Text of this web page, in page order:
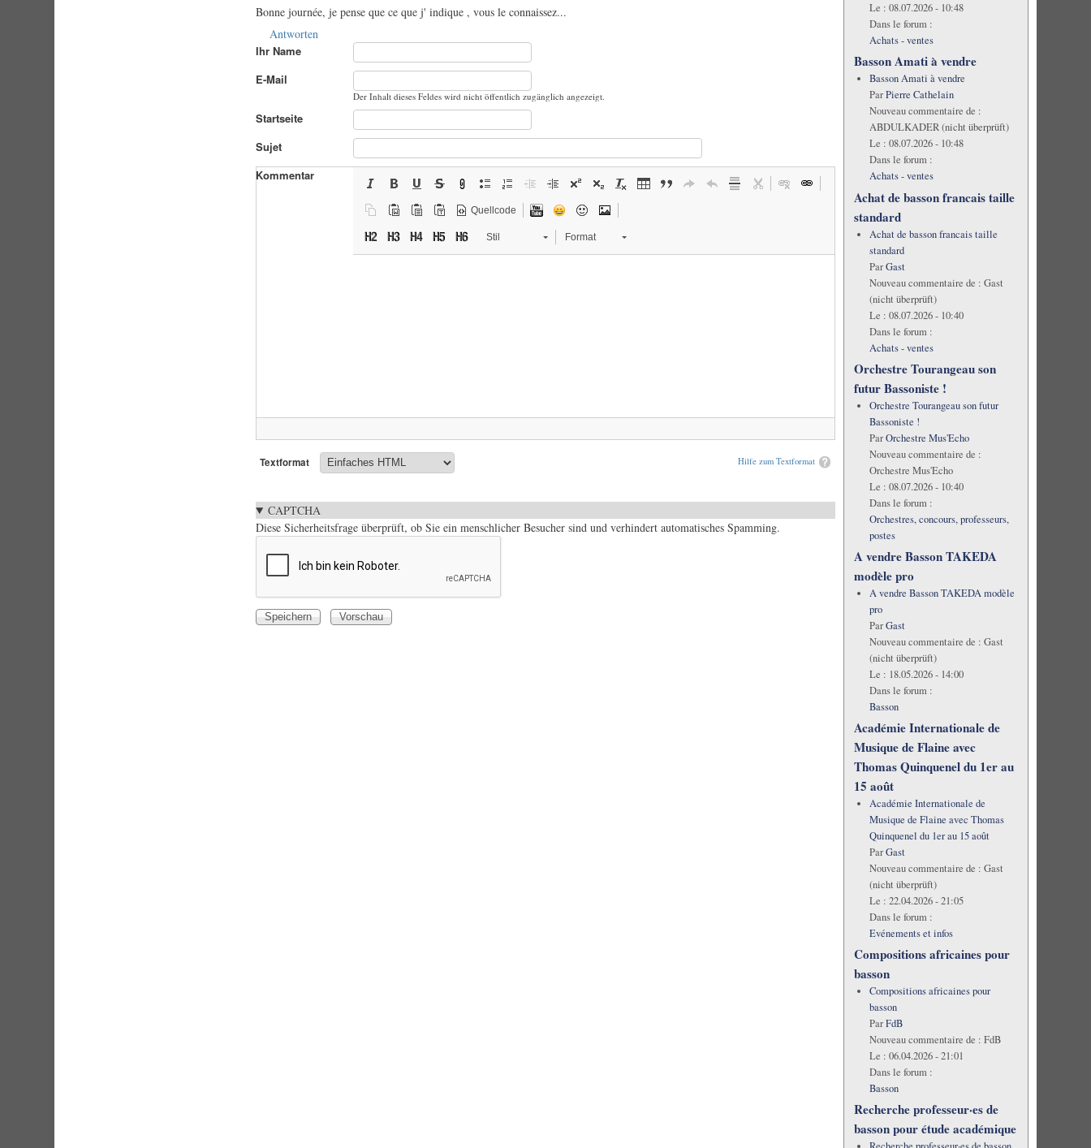
Bonne journée, je pense que ce que j' indique , vous le connaissez...
Antworten
Ihr Name
E-Mail
Der Inhalt dieses Feldes wird nicht öffentlich zugänglich angezeigt.
Startseite
Sujet
Kommentar
Quellcode
Stil Format
Hilfe zum Textformat
Textformat
CAPTCHA
Diese Sicherheitsfrage überprüft, ob Sie ein menschlicher Besucher sind und verhindert automatisches Spamming.
Le : 08.07.2026 - 10:48
Dans le forum :
Achats - ventes
Basson Amati à vendre
Basson Amati à vendre
ParPierre Cathelain
Nouveau commentaire de :
ABDULKADER (nicht überprüft)
Le : 08.07.2026 - 10:48
Dans le forum :
Achats - ventes
Achat de basson francais taille
standard
Achat de basson francais taille
standard
ParGast
Nouveau commentaire de : Gast
(nicht überprüft)
Le : 08.07.2026 - 10:40
Dans le forum :
Achats - ventes
Orchestre Tourangeau son
futur Bassoniste !
Orchestre Tourangeau son futur
Bassoniste !
ParOrchestre Mus'Echo
Nouveau commentaire de :
Orchestre Mus'Echo
Le : 08.07.2026 - 10:40
Dans le forum :
Orchestres, concours, professeurs,
postes
A vendre Basson TAKEDA
modèle pro
A vendre Basson TAKEDA modèle
pro
ParGast
Nouveau commentaire de : Gast
(nicht überprüft)
Le : 18.05.2026 - 14:00
Dans le forum :
Basson
Académie Internationale de
Musique de Flaine avec
Thomas Quinquenel du 1er au
15 août
Académie Internationale de
Musique de Flaine avec Thomas
Quinquenel du 1er au 15 août
ParGast
Nouveau commentaire de : Gast
(nicht überprüft)
Le : 22.04.2026 - 21:05
Dans le forum :
Evénements et infos
Compositions africaines pour
basson
Compositions africaines pour
basson
ParFdB
Nouveau commentaire de : FdB
Le : 06.04.2026 - 21:01
Dans le forum :
Basson
Recherche professeur·es de
basson pour étude académique